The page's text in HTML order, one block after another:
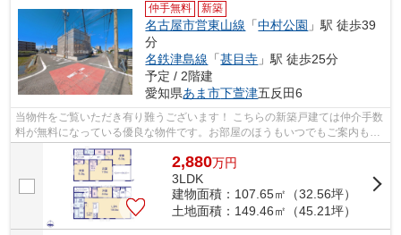
仲手無料 新築
名古屋市営東山線 「中村公園 」駅 徒歩39
分
名鉄津島線 「甚目寺 」駅 徒歩25分
予定 / 2階建
愛知県あま市下萱津五反田6
当物件をご覧いただき有り難うございます！ こちらの新築戸建ては仲介手数
料が無料になっている優良な物件です。お部屋のほうもいつでもご案内もさ
せて頂きますのでお気軽にお問合せ下...
2,880万円
3LDK
建物面積：107.65㎡（32.56坪）
土地面積：149.46㎡（45.21坪）